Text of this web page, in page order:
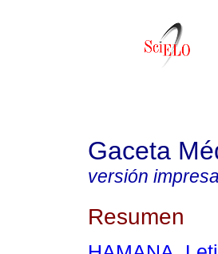
Gaceta
versión impresa
Resumen